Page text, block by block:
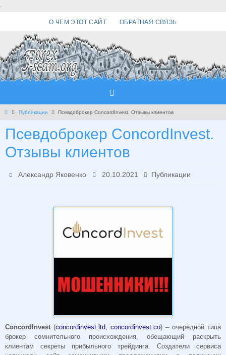
.
О ЧЕМ ЭТОТ САЙТ ОБРАТНАЯ СВЯЗЬ
Главная
Публикации Псевдоброкер ConcordInvest. Отзывы клиентов
Псевдоброкер ConcordInvest.
Отзывы клиентов
Александр Яковенко 20.10.2021 Публикации
ConcordInvest (concordinvest.ltd, concordinvest.co) – очередной типа
брокер сомнительного происхождения, обещающий раскрыть
клиентам секреты прибыльного трейдинга. Создатели сервиса